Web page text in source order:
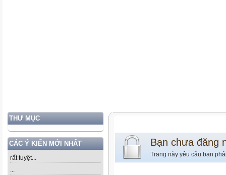
THƯ MỤC
CÁC Ý KIẾN MỚI NHẤT
rất tuyệt...
...
Bạn chưa đăng
Trang này yêu cầu bạn